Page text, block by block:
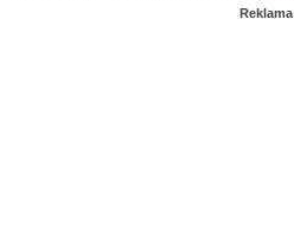
Reklama